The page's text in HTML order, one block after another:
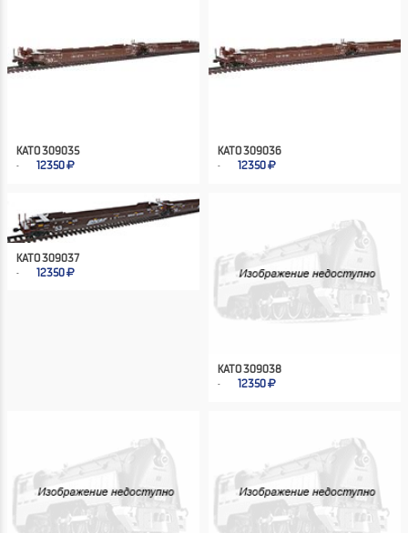
KATO 309035
12350
KATO 309036
12350
KATO 309037
12350
KATO 309038
12350